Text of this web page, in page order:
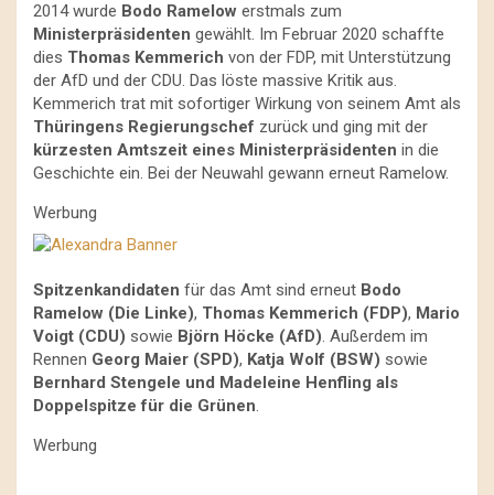
2014 wurde Bodo Ramelow erstmals zum
Ministerpräsidenten gewählt. Im Februar 2020 schaffte
dies Thomas Kemmerich von der FDP, mit Unterstützung
der AfD und der CDU. Das löste massive Kritik aus.
Kemmerich trat mit sofortiger Wirkung von seinem Amt als
Thüringens Regierungschef zurück und ging mit der
kürzesten Amtszeit eines Ministerpräsidenten in die
Geschichte ein. Bei der Neuwahl gewann erneut Ramelow.
Werbung
Spitzenkandidaten für das Amt sind erneut Bodo
Ramelow (Die Linke), Thomas Kemmerich (FDP), Mario
Voigt (CDU) sowie Björn Höcke (AfD). Außerdem im
Rennen Georg Maier (SPD), Katja Wolf (BSW) sowie
Bernhard Stengele und Madeleine Henfling als
Doppelspitze für die Grünen.
Werbung